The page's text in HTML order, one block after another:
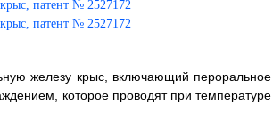
железу крыс, включающий пероральное
которое проводят при температуре